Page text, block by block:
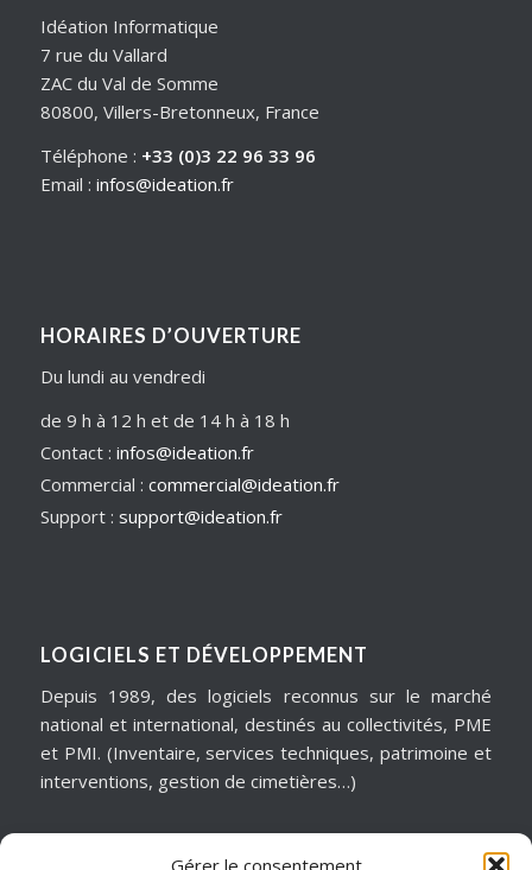
Gérer le consentement
Idéation Informatique
7 rue du Vallard
ZAC du Val de Somme
80800, Villers-Bretonneux, France
Téléphone : +33 (0)3 22 96 33 96
Email : infos@ideation.fr
HORAIRES D’OUVERTURE
Du lundi au vendredi
de 9 h à 12 h et de 14 h à 18 h
Contact : infos@ideation.fr
Commercial : commercial@ideation.fr
Support : support@ideation.fr
LOGICIELS ET DÉVELOPPEMENT
Depuis 1989, des logiciels reconnus sur le marché
national et international, destinés au collectivités, PME
et PMI. (Inventaire, services techniques, patrimoine et
interventions, gestion de cimetières…)